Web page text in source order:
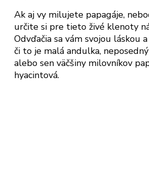
Ak aj vy milujete papagáje,
určite si pre tieto živé klenoty
Odvďačia sa vám svojou láskou
či to je malá andulka,
alebo sen väčšiny milovníkov
hyacintová.